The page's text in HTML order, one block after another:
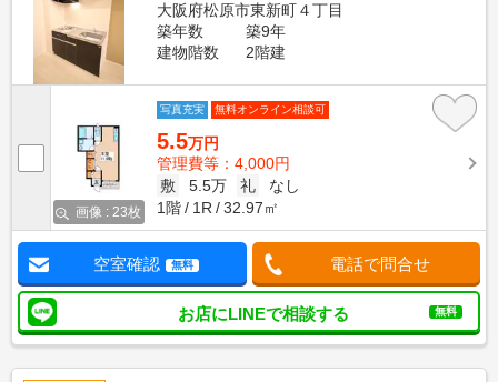
大阪府松原市東新町４丁目
築年数
築9年
建物階数
2階建
画像 : 23枚
写真充実 無料オンライン相談可
5.5万円
管理費等：4,000円
敷
5.5万 礼
なし
1階
1R 32.97㎡
空室確認 無料 電話で問合せ
お店にLINEで相談する 無料